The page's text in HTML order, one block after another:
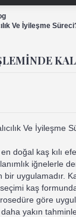
Ve İyileşme
Ve İyileşme
doğal kaş kılı
iğnelerle
uygulamadır.
kaş
göre
daha yakın